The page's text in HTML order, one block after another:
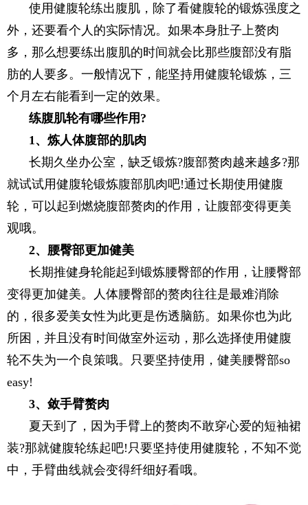
使用健腹轮练出腹肌，除了看健腹轮的锻炼强度之
外，还要看个人的实际情况。如果本身肚子上赘肉
多，那么想要练出腹肌的时间就会比那些腹部没有脂
肪的人要多。一般情况下，能坚持用健腹轮锻炼，三
个月左右能看到一定的效果。
练腹肌轮有哪些作用?
1、炼人体腹部的肌肉
长期久坐办公室，缺乏锻炼?腹部赘肉越来越多?那
就试试用健腹轮锻炼腹部肌肉吧!通过长期使用健腹
轮，可以起到燃烧腹部赘肉的作用，让腹部变得更美
观哦。
2、腰臀部更加健美
长期推健身轮能起到锻炼腰臀部的作用，让腰臀部
变得更加健美。人体腰臀部的赘肉往往是最难消除
的，很多爱美女性为此更是伤透脑筋。如果你也为此
所困，并且没有时间做室外运动，那么选择使用健腹
轮不失为一个良策哦。只要坚持使用，健美腰臀部so
easy!
3、敛手臂赘肉
夏天到了，因为手臂上的赘肉不敢穿心爱的短袖裙
装?那就健腹轮练起吧!只要坚持使用健腹轮，不知不觉
中，手臂曲线就会变得纤细好看哦。